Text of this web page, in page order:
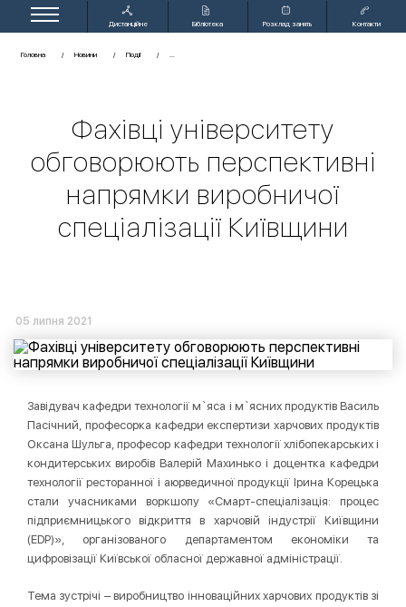
Дистанційне
Бібліотека Розклад занять Контакти
Головна Новини Події
Фахівці університету
обговорюють перспективні
напрямки виробничої
спеціалізації Київщини
05 липня 2021
Завідувач кафедри технології м`яса і м`ясних продуктів Василь
Пасічний, професорка кафедри експертизи харчових продуктів
Оксана Шульга, професор кафедри технології хлібопекарських і
кондитерських виробів Валерій Махинько і доцентка кафедри
технології ресторанної і аюрведичної продукції Ірина Корецька
стали учасниками воркшопу «Смарт-спеціалізація: процес
підприємницького відкриття в харчовій індустрії Київщини
(EDP)», організованого департаментом економіки та
цифровізації Київської обласної державної адміністрації.
Тема зустрічі – виробництво інноваційних харчових продуктів зі